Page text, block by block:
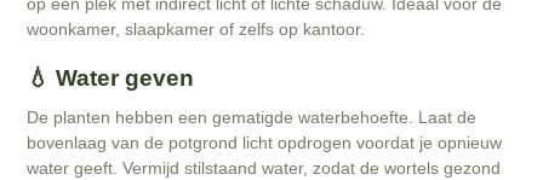
op een plek met indirect licht of lichte schaduw. Ideaal voor de
woonkamer, slaapkamer of zelfs op kantoor.
💧 Water geven
De planten hebben een gematigde waterbehoefte. Laat de
bovenlaag van de potgrond licht opdrogen voordat je opnieuw
water geeft. Vermijd stilstaand water, zodat de wortels gezond